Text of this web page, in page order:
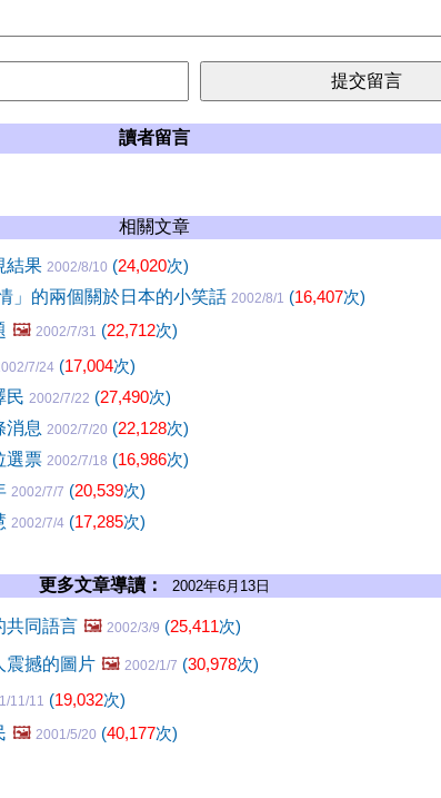
讀者留言
相關文章
結果 2002/8/10 (24,020次)
」的兩個關於日本的小笑話 2002/8/1 (16,407次)
🖼️ 2002/7/31 (22,712次)
7/24 (17,004次)
民 2002/7/22 (27,490次)
消息 2002/7/20 (22,128次)
選票 2002/7/18 (16,986次)
2002/7/7 (20,539次)
2002/7/4 (17,285次)
更多文章導讀： 2002年6月13日
共同語言 🖼️ 2002/3/9 (25,411次)
震撼的圖片 🖼️ 2002/1/7 (30,978次)
11/11 (19,032次)
🖼️ 2001/5/20 (40,177次)